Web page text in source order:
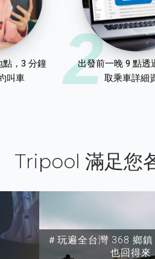
點，3 分鐘
叫車
2
出發前一晚 9 點透
取乘車詳細
Tripool 滿足您
＃玩遍全台灣 368 鄉
也回得來